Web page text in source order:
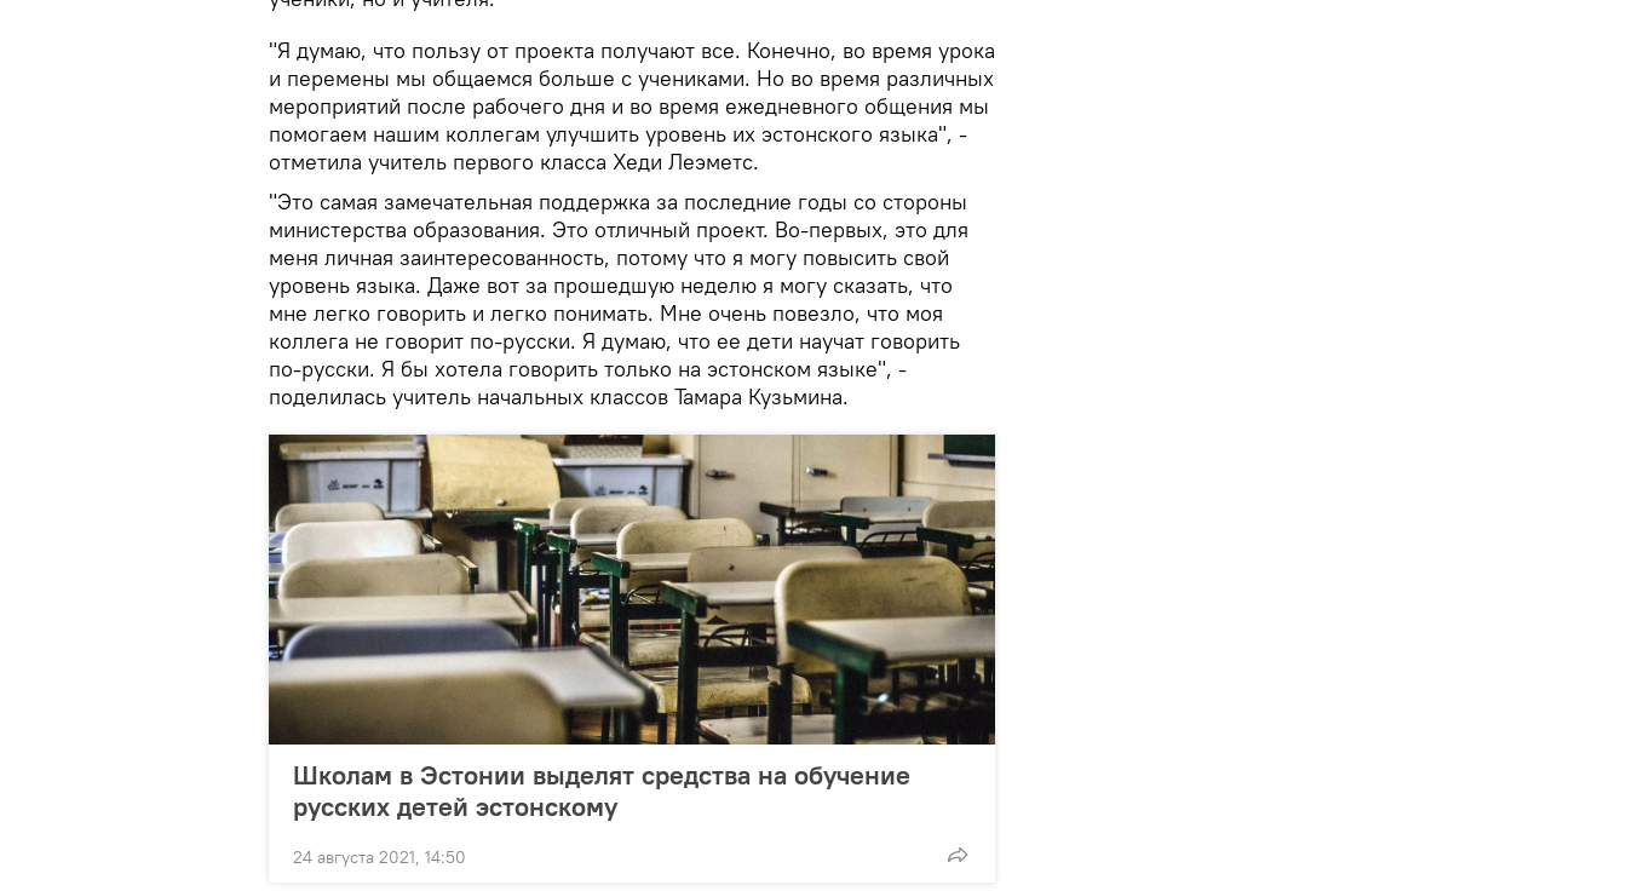
"Я думаю, что пользу от проекта получают все. Конечно, во время урока
и перемены мы общаемся больше с учениками. Но во время различных
мероприятий после рабочего дня и во время ежедневного общения мы
помогаем нашим коллегам улучшить уровень их эстонского языка", -
отметила учитель первого класса Хеди Леэметс.
"Это самая замечательная поддержка за последние годы со стороны
министерства образования. Это отличный проект. Во-первых, это для
меня личная заинтересованность, потому что я могу повысить свой
уровень языка. Даже вот за прошедшую неделю я могу сказать, что
мне легко говорить и легко понимать. Мне очень повезло, что моя
коллега не говорит по-русски. Я думаю, что ее дети научат говорить
по-русски. Я бы хотела говорить только на эстонском языке", -
поделилась учитель начальных классов Тамара Кузьмина.
Школам в Эстонии выделят средства на обучение
русских детей эстонскому
24 августа 2021, 14:50